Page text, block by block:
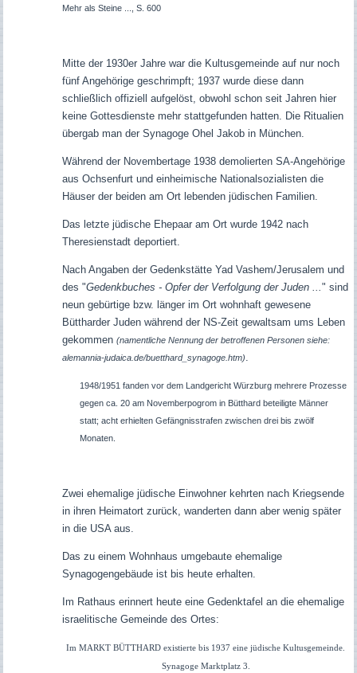
Mehr als Steine ..., S. 600
Mitte der 1930er Jahre war die Kultusgemeinde auf nur noch
fünf Angehörige geschrimpft; 1937 wurde diese dann
schließlich offiziell aufgelöst, obwohl schon seit Jahren hier
keine Gottesdienste mehr stattgefunden hatten. Die Ritualien
übergab man der Synagoge Ohel Jakob in München.
Während der Novembertage 1938 demolierten SA-Angehörige
aus Ochsenfurt und einheimische Nationalsozialisten die
Häuser der beiden am Ort lebenden jüdischen Familien.
Das letzte jüdische Ehepaar am Ort wurde 1942 nach
Theresienstadt deportiert.
Nach Angaben der Gedenkstätte Yad Vashem/Jerusalem und
des "Gedenkbuches - Opfer der Verfolgung der Juden ..." sind
neun gebürtige bzw. länger im Ort wohnhaft gewesene
Büttharder Juden während der NS-Zeit gewaltsam ums Leben
gekommen (namentliche Nennung der betroffenen Personen siehe:
alemannia-judaica.de/buetthard_synagoge.htm).
1948/1951 fanden vor dem Landgericht Würzburg mehrere Prozesse
gegen ca. 20 am Novemberpogrom in Bütthard beteiligte Männer
statt; acht erhielten Gefängnisstrafen zwischen drei bis zwölf
Monaten.
Zwei ehemalige jüdische Einwohner kehrten nach Kriegsende
in ihren Heimatort zurück, wanderten dann aber wenig später
in die USA aus.
Das zu einem Wohnhaus umgebaute ehemalige
Synagogengebäude ist bis heute erhalten.
Im Rathaus erinnert heute eine Gedenktafel an die ehemalige
israelitische Gemeinde des Ortes:
Im MARKT BÜTTHARD existierte bis 1937 eine jüdische Kultusgemeinde.
Synagoge Marktplatz 3.